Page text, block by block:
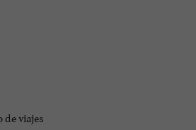
de viajes